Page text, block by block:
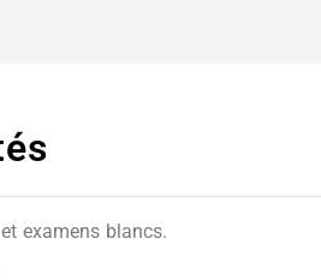
examens blancs.